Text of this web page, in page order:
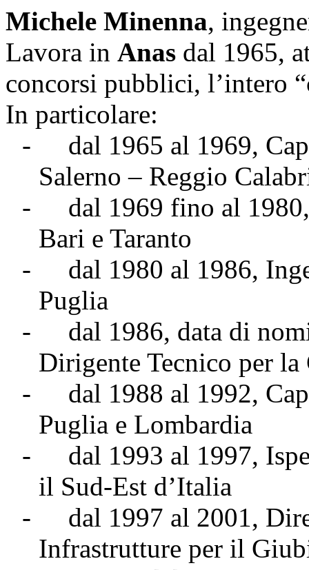
Michele Minenna,
Lavora in Anas dal 1965,
concorsi pubblici, l’intero
In particolare:
-
dal 1965 al 1969,
Salerno – Reggio
-
dal 1969 fino al
Bari e Taranto
-
dal 1980 al 1986,
Puglia
-
dal 1986, data di
Dirigente Tecnico per la
-
dal 1988 al 1992,
Puglia e Lombardia
-
dal 1993 al 1997,
il Sud-Est d’Italia
-
dal 1997 al 2001,
Infrastrutture per il